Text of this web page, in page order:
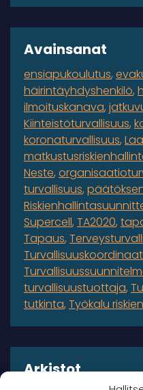
Avainsanat
ensiapukoulutus
häirintäyhdyshenkilö
ilmoituskanava
Kiinteistöturvallisuus
koronaturvallisuus
Neste
turvallisuus
Supercell TA2020
Tapaus
turvallisuustuottaja
tutkinta Työkalu
Arkistot